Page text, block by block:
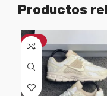
Productos
-21%